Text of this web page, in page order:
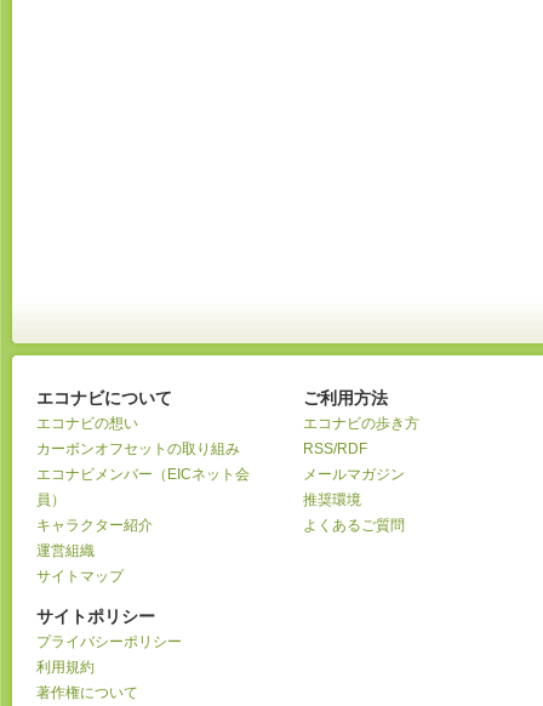
エコナビについて
エコナビの想い
カーボンオフセットの取り組み
エコナビメンバー（EICネット会
員）
キャラクター紹介
運営組織
サイトマップ
サイトポリシー
プライバシーポリシー
利用規約
著作権について
ご利用方法
エコナビの歩き方
RSS/RDF
メールマガジン
推奨環境
よくあるご質問